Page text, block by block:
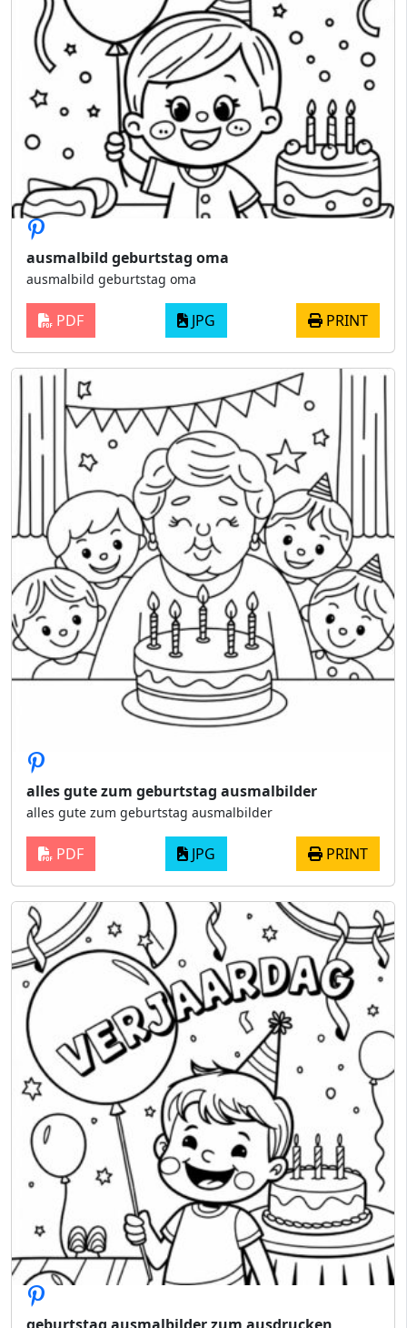
ausmalbild geburtstag oma
ausmalbild geburtstag oma
PDF JPG PRINT
alles gute zum geburtstag ausmalbilder
alles gute zum geburtstag ausmalbilder
PDF JPG PRINT